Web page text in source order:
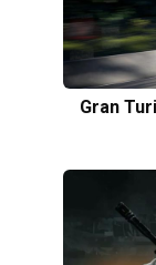
Gran